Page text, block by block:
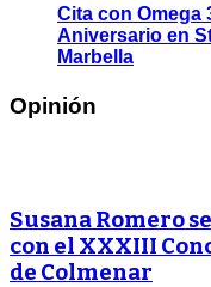
Cita con Omega
Aniversario en
Marbella
Opinión
Susana Romero
con el XXXIII
de Colmenar